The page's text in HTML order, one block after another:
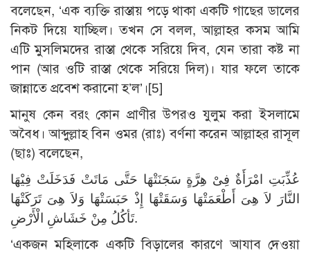
বলেছেন, ‘এক ব্যক্তি রাস্তায় পড়ে থাকা একটি গাছের ডালের
নিকট দিয়ে যাচ্ছিল। তখন সে বলল, আল্লাহর কসম আমি
এটি মুসলিমদের রাস্তা থেকে সরিয়ে দিব, যেন তারা কষ্ট না
পান (আর ওটি রাস্তা থেকে সরিয়ে দিল)। যার ফলে তাকে
জান্নাতে প্রবেশ করানো হ’ল’।[5]
মানুষ কেন বরং কোন প্রাণীর উপরও যুলুম করা ইসলামে
অবৈধ। আব্দুল্লাহ বিন ওমর (রাঃ) বর্ণনা করেন আল্লাহর রাসূল
(ছাঃ) বলেছেন,
عُذِّبَتِ امْرَأَةٌ فِىْ هِرَّةٍ سَجَنَتْهَا حَتَّى مَاتَتْ فَدَخَلَتْ فِيْهَا
النَّارَ لاَ هِىَ أَطْعَمَتْهَا وَسَقَتْهَا إِذْ حَبَسَتْهَا وَلاَ هِىَ تَرَكَتْهَا
تَأكُلُ مِنْ خَشَاشِ الْأَرْضِ.
‘একজন মহিলাকে একটি বিড়ালের কারণে আযাব দেওয়া